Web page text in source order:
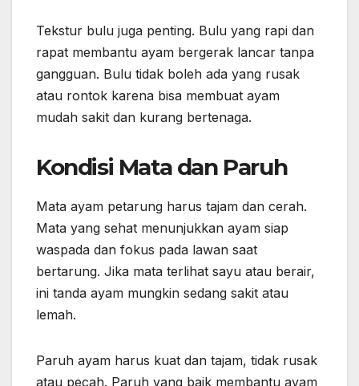
Tekstur bulu juga penting. Bulu yang rapi dan
rapat membantu ayam bergerak lancar tanpa
gangguan. Bulu tidak boleh ada yang rusak
atau rontok karena bisa membuat ayam
mudah sakit dan kurang bertenaga.
Kondisi Mata dan Paruh
Mata ayam petarung harus tajam dan cerah.
Mata yang sehat menunjukkan ayam siap
waspada dan fokus pada lawan saat
bertarung. Jika mata terlihat sayu atau berair,
ini tanda ayam mungkin sedang sakit atau
lemah.
Paruh ayam harus kuat dan tajam, tidak rusak
atau pecah. Paruh yang baik membantu ayam